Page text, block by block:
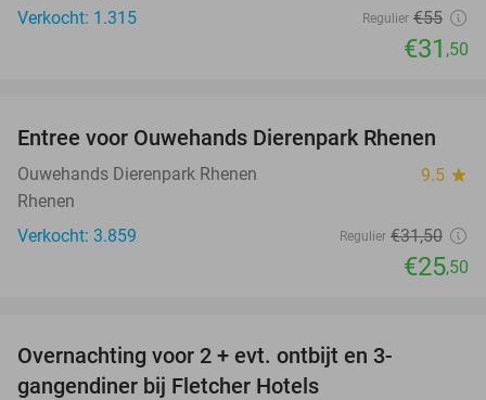
Verkocht: 1.315
Regulier €55
€31 ,50
19%
Entree voor Ouwehands Dierenpark Rhenen
Ouwehands Dierenpark Rhenen 9.5 star
Rhenen
Verkocht: 3.859
Regulier €31,50
€25,50
Overnachting voor 2 + evt. ontbijt en 3-
gangendiner bij Fletcher Hotels